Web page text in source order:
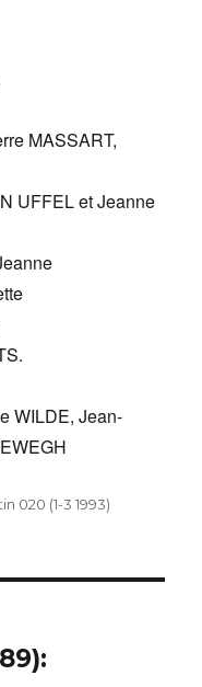
MASSART,
UFFEL et Jeanne
WILDE, Jean-
020 (1-3 1993)